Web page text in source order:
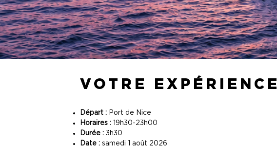
VOTRE EXPÉRIENCE
Départ : Port de Nice
Horaires :
19h30-23h00
Durée : 3h30
Date :samedi 1 août 2026